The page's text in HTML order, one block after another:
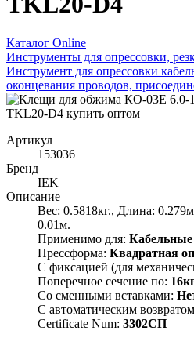
Каталог Online
Инструменты для опрессовки,
Инструмент для опрессовки
оконцевания проводов,
Артикул
153036
Бренд
IEK
Описание
Вес: 0.5818кг., Длина:
0.01м.
Применимо для:
Прессформа: Квадратная
С фиксацией (для
Поперечное сечение по:
Со сменными вставками:
С автоматическим
Certificate Num: 3302СП